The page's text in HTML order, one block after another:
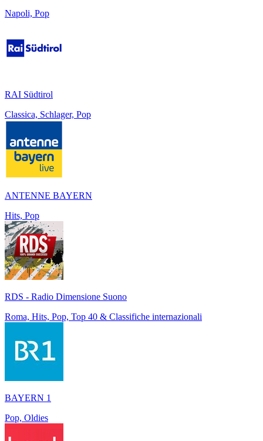
Napoli, Pop
RAI Südtirol
Classica, Schlager, Pop
ANTENNE BAYERN
Hits, Pop
RDS - Radio Dimensione Suono
Roma, Hits, Pop, Top 40 & Classifiche internazionali
BAYERN 1
Pop, Oldies